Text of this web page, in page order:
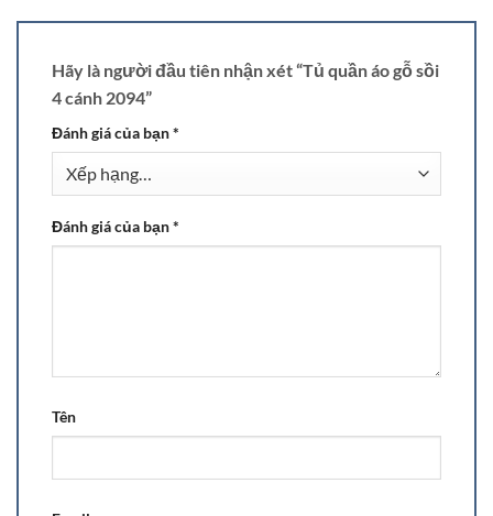
Hãy là người đầu tiên nhận xét “Tủ quần áo gỗ sồi
4 cánh 2094”
Đánh giá của bạn*
Đánh giá của bạn*
Tên